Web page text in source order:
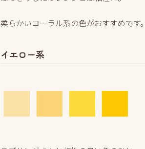
柔らかいコーラル系の色がおすすめです
イエロー系
■■■■